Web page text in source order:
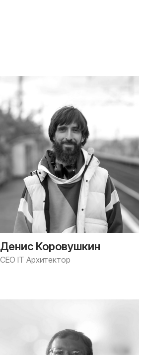
Денис Коровушкин
CEO IT Архитектор